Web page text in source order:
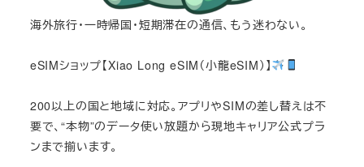
海外旅行・一時帰国・短期滞在の通信、もう迷わない。
eSIMショップ【Xiao Long eSIM（小龍eSIM）】
200以上の国と地域に対応。アプリやSIMの差し替えは不
要で、“本物”のデータ使い放題から現地キャリア公式プラ
ンまで揃います。